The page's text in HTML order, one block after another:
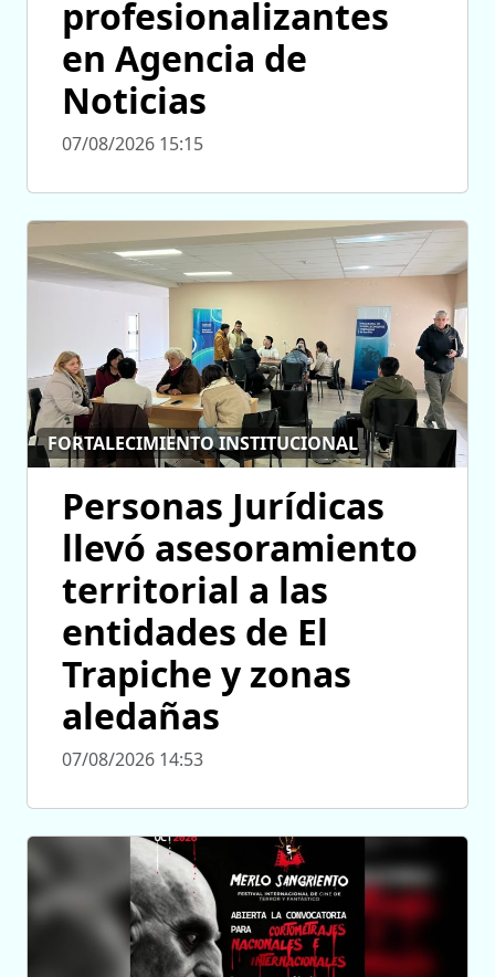
profesionalizantes
en Agencia de
Noticias
07/08/2026 15:15
FORTALECIMIENTO INSTITUCIONAL
Personas Jurídicas
llevó asesoramiento
territorial a las
entidades de El
Trapiche y zonas
aledañas
07/08/2026 14:53